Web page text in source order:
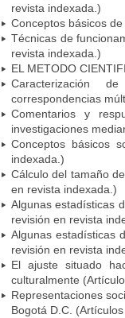
revista indexada.)
Conceptos básicos
Técnicas de
revista indexada.)
EL METODO
Caracterización
correspondencias
Comentarios y
investigaciones
Conceptos básicos
indexada.)
Cálculo del tamaño
en revista indexada.)
Algunas estadísticas
revisión en revista
Algunas estadísticas
revisión en revista
El ajuste situado
culturalmente
Representaciones
Bogotá D.C.